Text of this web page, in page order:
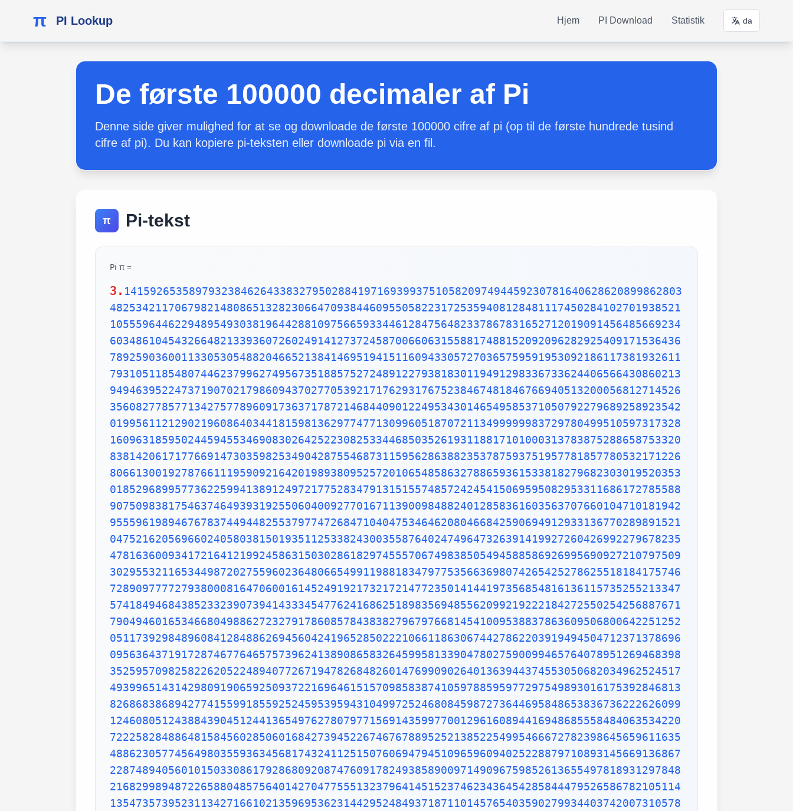
π PI Lookup Hjem PI Download Statistik da
De første 100000 decimaler af Pi
Denne side giver mulighed for at se og downloade de første 100000 cifre af pi (op til de første hundrede tusind
cifre af pi). Du kan kopiere pi-teksten eller downloade pi via en fil.
π Pi-tekst
Pi π =
3. 1415926535897932384626433832795028841971693993751058209749445923078164062862089986280348253421170679821480865132823066470938446095505822317253594081284811174502841027019385211055596446229489549303819644288109756659334461284756482337867831652712019091456485669234603486104543266482133936072602491412737245870066063155881748815209209628292540917153643678925903600113305305488204665213841469519415116094330572703657595919530921861173819326117931051185480744623799627495673518857527248912279381830119491298336733624406566430860213949463952247371907021798609437027705392171762931767523846748184676694051320005681271452635608277857713427577896091736371787214684409012249534301465495853710507922796892589235420199561121290219608640344181598136297747713099605187072113499999983729780499510597317328160963185950244594553469083026425223082533446850352619311881710100031378387528865875332083814206171776691473035982534904287554687311595628638823537875937519577818577805321712268066130019278766111959092164201989380952572010654858632788659361533818279682303019520353018529689957736225994138912497217752834791315155748572424541506959508295331168617278558890750983817546374649393192550604009277016711390098488240128583616035637076601047101819429555961989467678374494482553797747268471040475346462080466842590694912933136770289891521047521620569660240580381501935112533824300355876402474964732639141992726042699227967823547816360093417216412199245863150302861829745557067498385054945885869269956909272107975093029553211653449872027559602364806654991198818347977535663698074265425278625518184175746728909777727938000816470600161452491921732172147723501414419735685481613611573525521334757418494684385233239073941433345477624168625189835694855620992192221842725502542568876717904946016534668049886272327917860857843838279679766814541009538837863609506800642251252051173929848960841284886269456042419652850222106611863067442786220391949450471237137869609563643719172874677646575739624138908658326459958133904780275900994657640789512694683983525957098258226205224894077267194782684826014769909026401363944374553050682034962524517493996514314298091906592509372216964615157098583874105978859597729754989301617539284681382686838689427741559918559252459539594310499725246808459872736446958486538367362226260991246080512438843904512441365497627807977156914359977001296160894416948685558484063534220722258284886481584560285060168427394522674676788952521385225499546667278239864565961163548862305774564980355936345681743241125150760694794510965960940252288797108931456691368672287489405601015033086179286809208747609178249385890097149096759852613655497818931297848216829989487226588048575640142704775551323796414515237462343645428584447952658678210511413547357395231134271661021359695362314429524849371871101457654035902799344037420073105785390621983874478084784896833214457138687519435064302184531910484810053706146806749192781911979399520614196634287544406437451237181921799983910159195618146751426912397489409071864942319615679452080951465502252316038819301420937621378559566389377870830390697920773467221825625996615014215030680384477345492026054146659252014974428507325186660021324340881907104863317346496514539057962685610055081066587969981635747363840525714591028970641401109712062804390397595156771577004203378699360072305587631763594218731251471205329281918261861258673215791984148488291644706095752706957220917567116722910981690915280173506712748583222871835209353965725121083579151369882091444210067510334671103141267111369908658516398315019701651511685171437657618351556508849099898599823873455283316355076479185358932261854896321329330898570642046752590709154814165498594616371802709819943099244889575712828905923233260972997120844335732654893823911932597463667305836041428138830320382490375898524374417029132765618093773444030707469211201913020330380197621101100449293215160842444859637669838952286847831235526582131449576857262433441893039686426243410773226978028073189154411010446823252716201052652272111660396665573092547110557853763466820653109896526918620564769312570586356620185581007293606598764861179104533488503461136576867532494416680396265797877185560845529654126654085306143444318586769751456614068007002378776591344017127494704205622305389945613140711270004078547332699390814546646458807972708266830634328587856983052358089330657574067954571637752542021149557615814002501262285941302164715509792592309907965473761255176567513575178296664547791745011299614890304639947132962107340437518957359614589019389713111790429782856475032031986915140287080859904801094121472213179476477726224142548545403321571853061422881375850430633217518297986622371721591607716692547487389866549494501146540628433663937900397692656721463853067360965712091807638327166416274888800786925602902284721040317211860820419000422966171196377921337575114959501566049631862947265473642523081770367515906735023507283540567040386743513622224771589150495309844489333096340878076932599397805419341447377441842631298608099888687413260472156951623965864573021631598193195167353812974167729478672422924654366800980676928238280689964004824354037014163149658979409243237896907069779422362508221688957383798623001593776471651228935786015881617557829735233446042815126272037343146531977774160319906655418763979293344195215413418994854447345673831624993419131814809277771038638773431772075456545322077709212019051660962804909263601975988281613323166636528619326686336062735676303544776280350450777235547105859548702790814356240145171806246436267945612753181340783303362542327839449753824372058353114771199260638133467768796959703098339130771098704085913374641442822772634659470474587847787201927715280731767907707157213444730605700733492436931138350493163128404251219256517980694113528013147013047816437885185290928545201165839341965621349143415956258658655705526904965209858033850722426482939728584783163057777560688876446248246857926039535277348030480290058760758251047470916439613626760449256274204208320856611906254543372131535958450687724602901618766795240616342522577195429162991930645537799140373404328752628889639958794757291746426357455254079091451357111369410911939325191076020825202618798531887705842972591677813149699009019211697173727847684726860849003377024242916513005005168323364350389517029893922334517220138128069650117844087451960121228599371623130171144484640903890644954440061986907548516026327505298349187407866808818338510228334508504860825039302133219715518430635455007668282949304137765527939751754613953984683393638304746119966538581538420568533862186725233402830871123282789212507712629463229563989898935821167456270102183564622013496715188190973038119800497340723961036854066431939509790190699639552453005450580685501956730229219139339185680344903982059551002263535361920419947455385938102343955449597783779023742161727111723643435439478221818528624085140066604433258885698670543154706965747458550332323342107301545940516553790686627333799585115625784322988273723198987571415957811196358330059408730681216028764962867446047746491599505497374256269010490377819868359381465741268049256487985561453723478673303904688383436346553794986419270563872931748723320837601123029911367938627089438799362016295154133714248928307220126901475466847653576164773794675200490757155527819653621323926406160136358155907422020203187277605277219005561484255518792530343513984425322341576233610642506390497500865627109535919465897514131034822769306247435363256916078154781811528436679570611086153315044521274739245449454236828860613408414863776700961207151249140430272538607648236341433462351897576645216413767969031495019108575984423919862916421939949072362346468441173940326591840443780513338945257423995082965912285085558215725031071257012668302402929525220118726767562204154205161841634847565169998116141010029960783869092916030288400269104140792886215078424516709087000699282120660418371806535567252532567532861291042487761825829765157959847035622262934860034158722980534989650226291748788202734209222245339856264766914905562842503912757710284027998066365825488926488025456610172967026640765590429099456815065265305371829412703369313785178609040708667114965583434347693385781711386455873678123014587687126603489139095620099393610310291616152881384379099042317473363948045759314931405297634757481193567091101377517210080315590248530906692037671922033229094334676851422144773793937517034436619910403375111735471918550464490263655128162288244625759163330391072253837421821408835086573917715096828874782656995995744906617583441375223970968340800535598491754173818839994469748676265516582765848358845314277568790029095170283529716344562129640435231176006651012412006597558512761785838292041974844236080071930457618932349229279650198751872127267507981255470958904556357921221033346697499235630254947802490114195212382815309114079073860251522742995818072471625916685451333123948049470791191532673430282441860414263639548000448002670496248201792896476697583183271314251702969234889627668440323260927524960357996469256504936818360900323809293459588970695365349406034021665443755890045632882250545255640564482465151875471196218443965825337543885690941130315095261793780029741207665147939425902989695946995565761218656196733786236256125216320862869222103274889218654364802296780705765615144632046927906821207388377814233562823608963208068222468012248261177185896381409183903673672220888321513755600372798394004152970028783076670944474560134556417254370906979396122571429894671543578468788614445812314593571984922528471605049221242470141214780573455105008019086996033027634787081081754501193071412233908663938339529425786905076431006383519834389341596131854347546495569781038293097164651438407007073604112373599843452251610507027056235266012764848308407611830130527932054274628654036036745328651057065874882256981579367897669742205750596834408697350201410206723585020072452256326513410559240190274216248439140359989535394590944070469120914093870012645600162374288021092764579310657922955249887275846101264836999892256959688159205600101655256375678